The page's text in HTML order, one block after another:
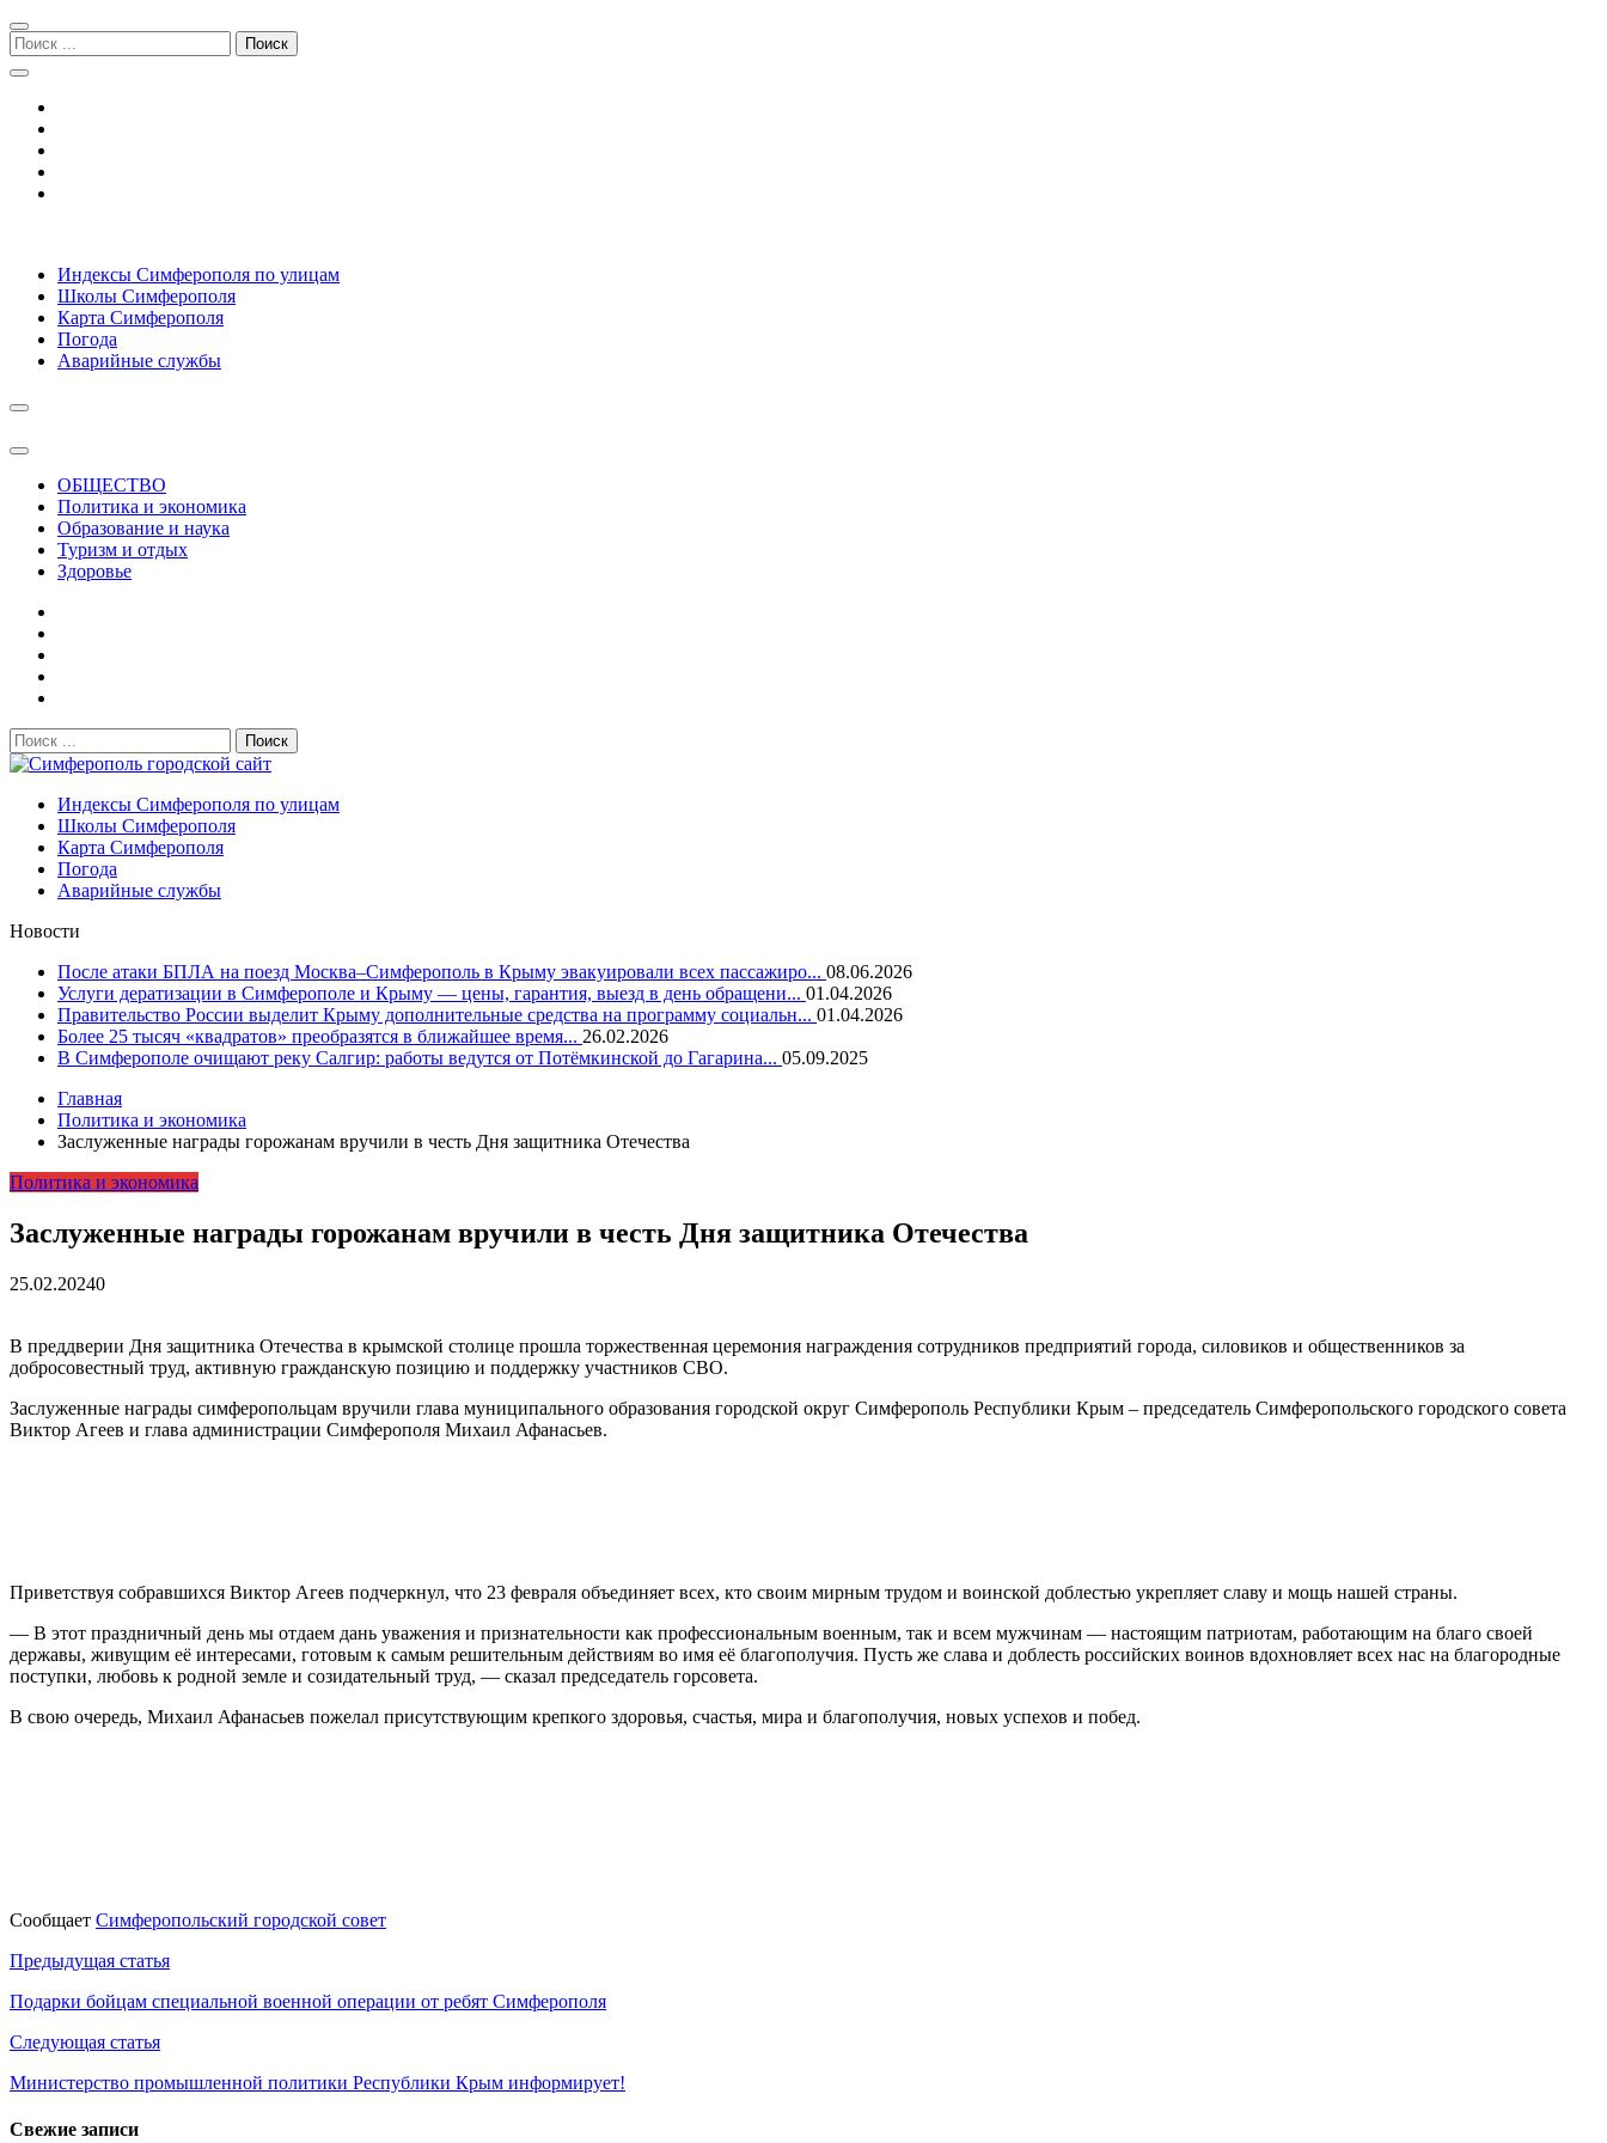
Перейти
к
навигации
Перейти
к
содержимому
Поиск:
Симферополь городской сайт
Индексы Симферополя по улицам
Школы Симферополя
Карта Симферополя
Погода
Аварийные службы
ОБЩЕСТВО
Политика и экономика
Образование и наука
Туризм и отдых
Здоровье
Поиск:
Симферополь городской сайт
Индексы Симферополя по улицам
Школы Симферополя
Карта Симферополя
Погода
Аварийные службы
Новости
После атаки БПЛА на поезд Москва–Симферополь в Крыму эвакуировали всех пассажиро... 08.06.2026
Услуги дератизации в Симферополе и Крыму — цены, гарантия, выезд в день обращени... 01.04.2026
Правительство России выделит Крыму дополнительные средства на программу социальн... 01.04.2026
Более 25 тысяч «квадратов» преобразятся в ближайшее время... 26.02.2026
В Симферополе очищают реку Салгир: работы ведутся от Потёмкинской до Гагарина... 05.09.2025
Главная
Политика и экономика
Заслуженные награды горожанам вручили в честь Дня защитника Отечества
Политика и экономика
Заслуженные награды горожанам вручили в честь Дня защитника Отечества
25.02.20240
В преддверии Дня защитника Отечества в крымской столице прошла торжественная церемония награждения сотрудников предприятий города, силовиков и общественников за
добросовестный труд, активную гражданскую позицию и поддержку участников СВО.
Заслуженные награды симферопольцам вручили глава муниципального образования городской округ Симферополь Республики Крым – председатель Симферопольского городского совета
Виктор Агеев и глава администрации Симферополя Михаил Афанасьев.
Приветствуя собравшихся Виктор Агеев подчеркнул, что 23 февраля объединяет всех, кто своим мирным трудом и воинской доблестью укрепляет славу и мощь нашей страны.
— В этот праздничный день мы отдаем дань уважения и признательности как профессиональным военным, так и всем мужчинам — настоящим патриотам, работающим на благо своей
державы, живущим её интересами, готовым к самым решительным действиям во имя её благополучия. Пусть же слава и доблесть российских воинов вдохновляет всех нас на благородные
поступки, любовь к родной земле и созидательный труд, — сказал председатель горсовета.
В свою очередь, Михаил Афанасьев пожелал присутствующим крепкого здоровья, счастья, мира и благополучия, новых успехов и побед.
Сообщает Симферопольский городской совет
Навигация
по
записям
Предыдущая статья
​Подарки бойцам специальной военной операции от ребят Симферополя
Следующая статья
Министерство промышленной политики Республики Крым информирует!
Свежие записи